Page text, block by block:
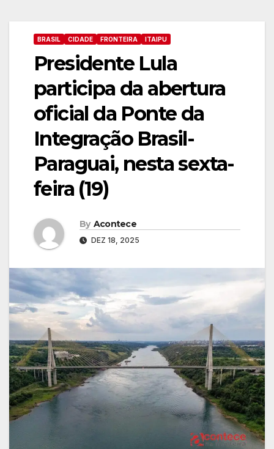
BRASIL CIDADE FRONTEIRA ITAIPU
Presidente Lula
participa da abertura
oficial da Ponte da
Integração Brasil-
Paraguai, nesta sexta-
feira (19)
By Acontece
DEZ 18, 2025